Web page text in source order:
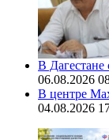
В
06.08.2026
В центре
04.08.2026